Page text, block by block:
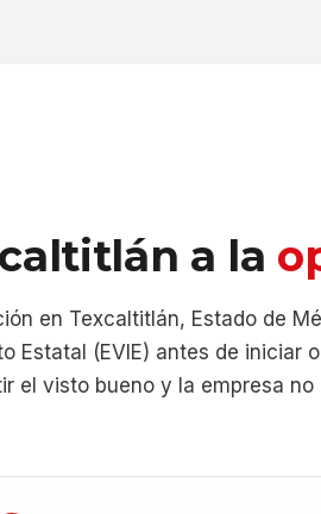
a la
en Texcaltitlán, Estado de
Estatal (EVIE) antes de iniciar
el visto bueno y la empresa no